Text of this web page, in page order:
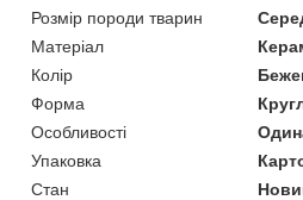
Розмір породи тварин
Матеріал
Колір
Форма
Особливості
Упаковка
Стан